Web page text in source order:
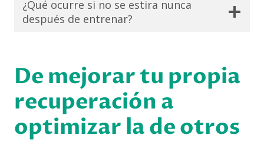
¿Qué ocurre si no se estira nunca
después de entrenar?
De mejorar tu propia
recuperación a
optimizar la de otros